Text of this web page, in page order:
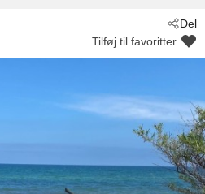
Del
Tilføj til favoritter